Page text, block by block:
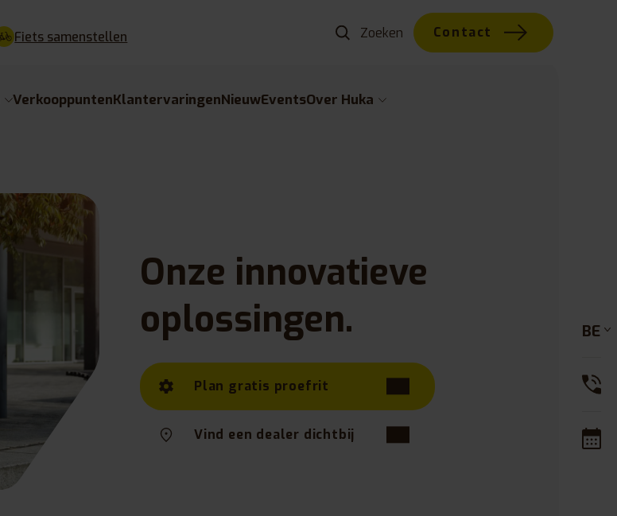
Fiets samenstellen Contact
VerkooppuntenKlantervaringenNieuwEventsOver Huka
Onze innovatieve
oplossingen.
Plan gratis proefrit
Vind een dealer dichtbij
BE